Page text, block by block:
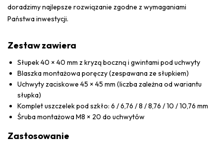
doradzimy najlepsze rozwiązanie zgodne z wymaganiami
Państwa inwestycji.
Zestaw zawiera
Słupek 40 × 40 mm z kryzą boczną i gwintami pod uchwyty
Blaszka montażowa poręczy (zespawana ze słupkiem)
Uchwyty zaciskowe 45 × 45 mm (liczba zależna od wariantu
słupka)
Komplet uszczelek pod szkło: 6 / 6,76 / 8 / 8,76 / 10 / 10,76 mm
Śruba montażowa M8 × 20 do uchwytów
Zastosowanie